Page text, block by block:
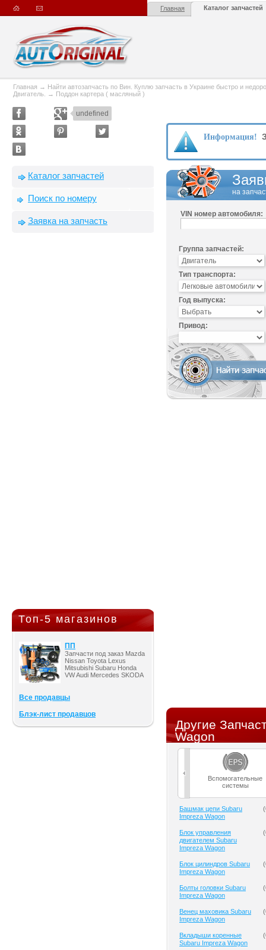
Главная Каталог запчастей
Главная → Найти автозапчасть по Вин. Куплю запчасть в Украине быстро и
Двигатель.
→ Поддон картера ( масляный )
undefined
Каталог запчастей
Поиск по номеру
Заявка на запчасть
Топ-5 магазинов
ПП
Запчасти под заказ Mazda
Nissan Toyota Lexus
Mitsubishi Subaru Honda
VW Audi Mercedes SKODA
Все продавцы
Блэк-лист продавцов
Информация!
на
VIN номер автомобиля:
Группа запчастей:
Тип транспорта:
Год выпуска:
Привод:
Другие
Wagon
Вспомогательные
системы
Башмак цепи Subaru
Impreza Wagon
(
Блок управления
двигателем Subaru
Impreza Wagon
(
Блок цилиндров Subaru
Impreza Wagon
(
Болты головки Subaru
Impreza Wagon
(
Венец маховика Subaru
Impreza Wagon
(
Вкладыши коренные
Subaru Impreza Wagon
(